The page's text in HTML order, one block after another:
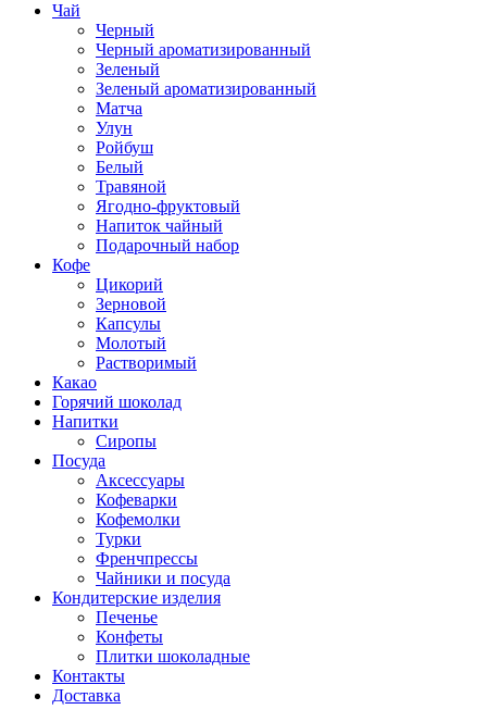
Чай
Черный
Черный ароматизированный
Зеленый
Зеленый ароматизированный
Матча
Улун
Ройбуш
Белый
Травяной
Ягодно-фруктовый
Напиток чайный
Подарочный набор
Кофе
Цикорий
Зерновой
Капсулы
Молотый
Растворимый
Какао
Горячий шоколад
Напитки
Сиропы
Посуда
Аксессуары
Кофеварки
Кофемолки
Турки
Френчпрессы
Чайники и посуда
Кондитерские изделия
Печенье
Конфеты
Плитки шоколадные
Контакты
Доставка